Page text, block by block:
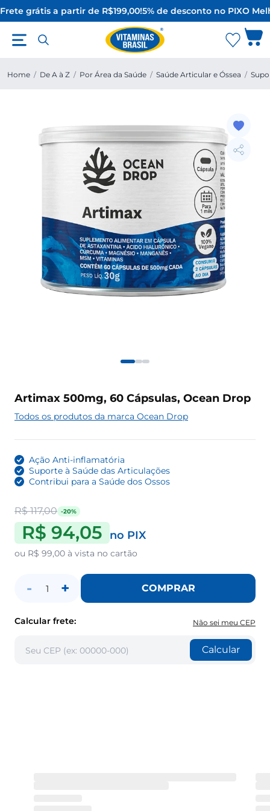
grátis a partir de R$199,00!5% de desconto no PIXO
Home / De A à Z / Por Área da Saúde / Saúde Articular e Óssea /
Artimax 500mg, 60 Cápsulas, Ocean Drop
Todos os produtos da marca Ocean Drop
Ação Anti-inflamatória
Suporte à Saúde das Articulações
Contribui para a Saúde dos Ossos
R$ 117,00 -20%
R$ 94,05 no PIX
ou R$ 99,00 à vista no cartão
- 1 + COMPRAR
Calcular frete: Não sei meu CEP
Calcular